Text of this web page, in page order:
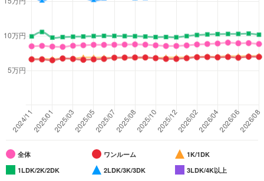
全体 ワンルーム
1K/1DK
1LDK/2K/2DK
2LDK/3K/3DK 3LDK/4K以上